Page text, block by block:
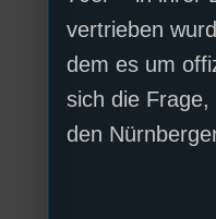
vertrieben
dem es um
sich die
den